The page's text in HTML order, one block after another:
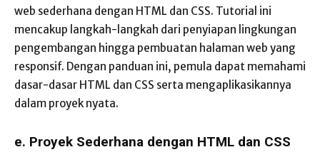
web sederhana dengan HTML dan CSS. Tutorial ini
mencakup langkah-langkah dari penyiapan lingkungan
pengembangan hingga pembuatan halaman web yang
responsif. Dengan panduan ini, pemula dapat memahami
dasar-dasar HTML dan CSS serta mengaplikasikannya
dalam proyek nyata.
e. Proyek Sederhana dengan HTML dan CSS